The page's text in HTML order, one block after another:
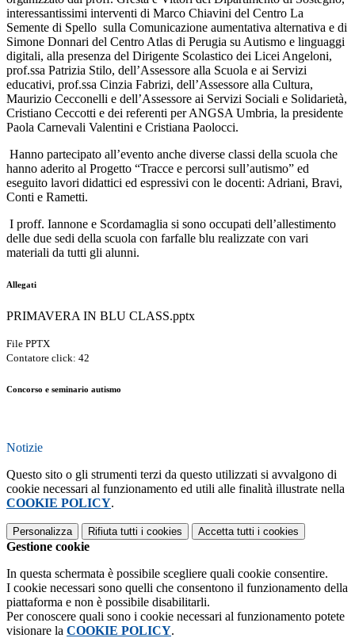
interessantissimi interventi di Marco Chiavini del Centro La
Semente di Spello sulla Comunicazione aumentativa alternativa e di
Simone Donnari del Centro Atlas di Perugia su Autismo e linguaggi
digitali, alla presenza del Dirigente Scolastico dei Licei Angeloni,
prof.ssa Patrizia Stilo, dell’Assessore alla Scuola e ai Servizi
educativi, prof.ssa Cinzia Fabrizi, dell’Assessore alla Cultura,
Maurizio Cecconelli e dell’Assessore ai Servizi Sociali e Solidarietà,
Cristiano Ceccotti e dei referenti per ANGSA Umbria, la presidente
Paola Carnevali Valentini e Cristiana Paolocci.
Hanno partecipato all’evento anche diverse classi della scuola che
hanno aderito al Progetto “Tracce e percorsi sull’autismo” ed
eseguito lavori didattici ed espressivi con le docenti: Adriani, Bravi,
Conti e Rametti.
I proff. Iannone e Scordamaglia si sono occupati dell’allestimento
delle due sedi della scuola con farfalle blu realizzate con vari
materiali da tutti gli alunni.
Allegati
PRIMAVERA IN BLU CLASS.pptx
File PPTX
Contatore click: 42
Concorso e seminario autismo
Notizie
Questo sito o gli strumenti terzi da questo utilizzati si avvalgono di
cookie necessari al funzionamento ed utili alle finalità illustrate nella
COOKIE POLICY.
Personalizza Rifiuta tutti i cookies Accetta tutti i cookies
Gestione cookie
In questa schermata è possibile scegliere quali cookie consentire.
I cookie necessari sono quelli che consentono il funzionamento della
piattaforma e non è possibile disabilitarli.
Per conoscere quali sono i cookie necessari al funzionamento potete
visionare la COOKIE POLICY.